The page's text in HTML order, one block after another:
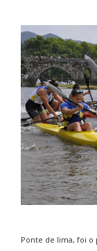
Ponte de lima, foi o